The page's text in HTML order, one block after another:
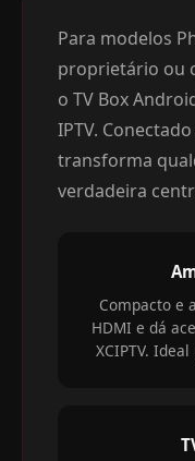
Para modelos
proprietário ou
o TV Box
IPTV.
transforma
verdadeira
Compacto e
HDMI e dá
XCIPTV.